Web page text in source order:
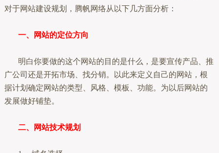
对于网站建设规划，腾帆网络从以下几方面分析：
一、网站的定位方向
明白你要做的这个网站的目的是什么，是要宣传产品、推
广公司还是开拓市场、找分销。以此来定义自己的网站，根
据计划确定网站的类型、风格、模板、功能。为以后网站的
发展做好铺垫。
二、网站技术规划